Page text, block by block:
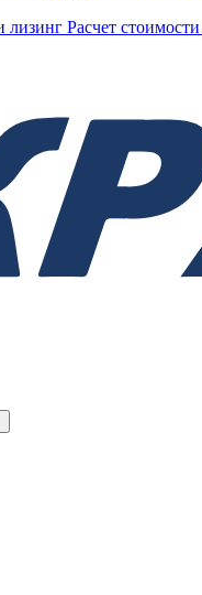
лизинг Расчет